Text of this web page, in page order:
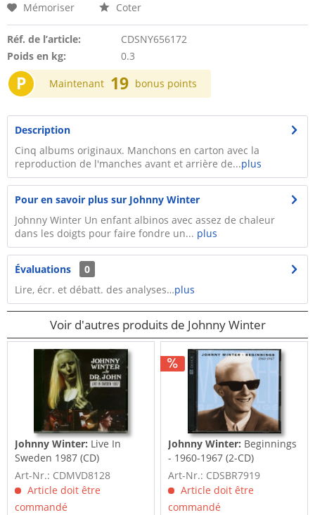
Mémoriser Coter
Réf. de l’article:
CDSNY656172
Poids en kg:
0.3
P Maintenant 19 bonus points
Description
Cinq albums originaux. Manchons en carton avec la
reproduction de l'manches avant et arrière de...plus
Pour en savoir plus sur Johnny Winter
Johnny Winter Un enfant albinos avec assez de chaleur
dans les doigts pour faire fondre un... plus
Évaluations
0
Lire, écr. et débatt. des analyses…plus
Voir d'autres produits de Johnny Winter
Johnny Winter: Live In
Sweden 1987 (CD)
Art-Nr.: CDMVD8128
Article doit être
commandé
Johnny Winter: Beginnings
- 1960-1967 (2-CD)
Art-Nr.: CDSBR7919
Article doit être
commandé